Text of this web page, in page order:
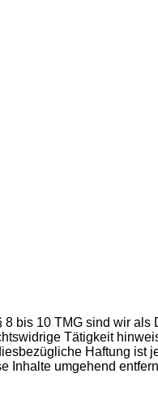
bis 10 TMG sind wir als
Tätigkeit
Haftung ist
Inhalte umgehend